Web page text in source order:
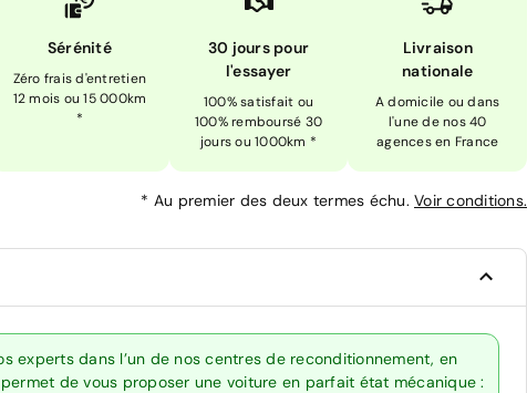
Sérénité
Zéro frais d'entretien
12 mois ou 15 000km
*
30 jours pour
l'essayer
100% satisfait ou
100% remboursé 30
jours ou 1000km *
Livraison
nationale
A domicile ou dans
l'une de nos 40
agences en France
* Au premier des deux termes échu. Voir conditions.
experts dans l’un de nos centres de reconditionnement, en
de vous proposer une voiture en parfait état mécanique :